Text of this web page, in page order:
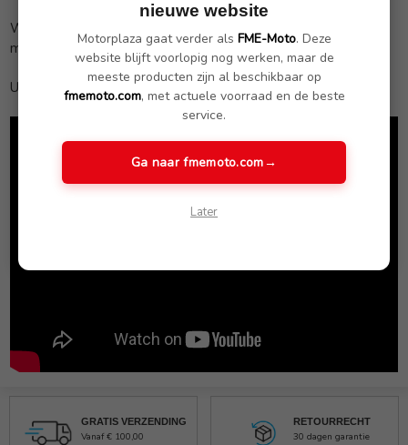
Welke serie ga jij als eerste bingewatchen op jouw BMW
motorfiets?
Update (01-04-2020)
GRATIS VERZENDING
Vanaf € 100,00
RETOURRECHT
30 dagen garantie
nieuwe website
Motorplaza gaat verder als FME-Moto. Deze
website blijft voorlopig nog werken, maar de
meeste producten zijn al beschikbaar op
fmemoto.com, met actuele voorraad en de beste
service.
Ga naar fmemoto.com→
Later